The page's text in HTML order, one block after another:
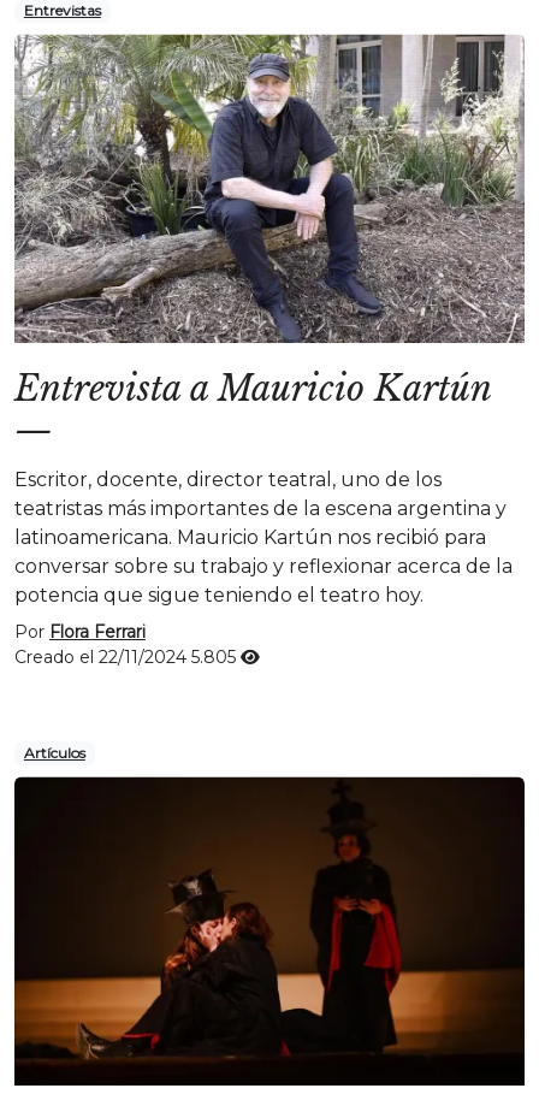
Entrevistas
Entrevista a Mauricio Kartún
—
Escritor, docente, director teatral, uno de los
teatristas más importantes de la escena argentina y
latinoamericana. Mauricio Kartún nos recibió para
conversar sobre su trabajo y reflexionar acerca de la
potencia que sigue teniendo el teatro hoy.
Por Flora Ferrari
Creado el 22/11/2024 5.805
Artículos